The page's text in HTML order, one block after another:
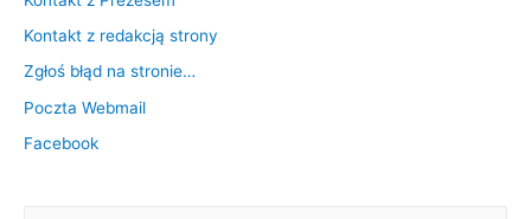
Kontakt z redakcją strony
Zgłoś błąd na stronie…
Poczta Webmail
Facebook